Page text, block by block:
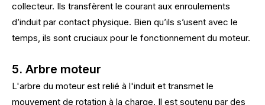
collecteur. Ils transfèrent le courant aux enroulements
d’induit par contact physique. Bien qu’ils s’usent avec le
temps, ils sont cruciaux pour le fonctionnement du moteur.
5. Arbre moteur
L'arbre du moteur est relié à l'induit et transmet le
mouvement de rotation à la charge. Il est soutenu par des